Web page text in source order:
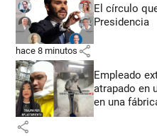
El círculo
Presidencia
hace 8 minutos share
Empleado
atrapado en
en una
share